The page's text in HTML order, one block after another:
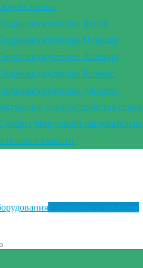
Reflex
Unipump
Акварио
Беламос
Джилекс
для обустройства
ёмкости